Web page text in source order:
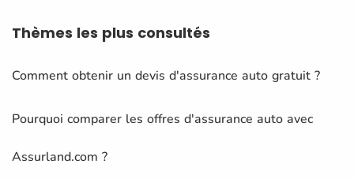
Thèmes les plus consultés
Comment obtenir un devis d'assurance auto gratuit ?
Pourquoi comparer les offres d'assurance auto avec
Assurland.com ?